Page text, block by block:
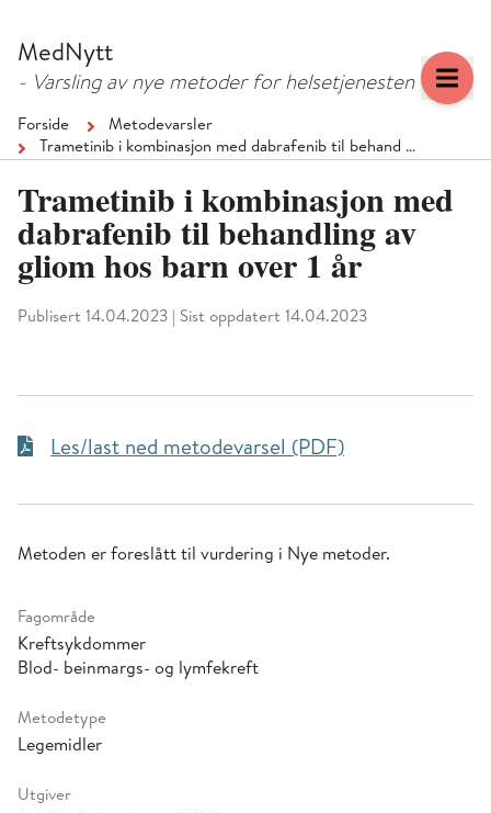
MedNytt
- Varsling av nye metoder for helsetjenesten
Forside
Metodevarsler
Trametinib i kombinasjon med dabrafenib til behand …
Trametinib i kombinasjon med
dabrafenib til behandling av
gliom hos barn over 1 år
Publisert 14.04.2023 Sist oppdatert 14.04.2023
Les/last ned metodevarsel (PDF)
Metoden er foreslått til vurdering i Nye metoder.
Fagområde
Kreftsykdommer
Blod- beinmargs- og lymfekreft
Metodetype
Legemidler
Utgiver